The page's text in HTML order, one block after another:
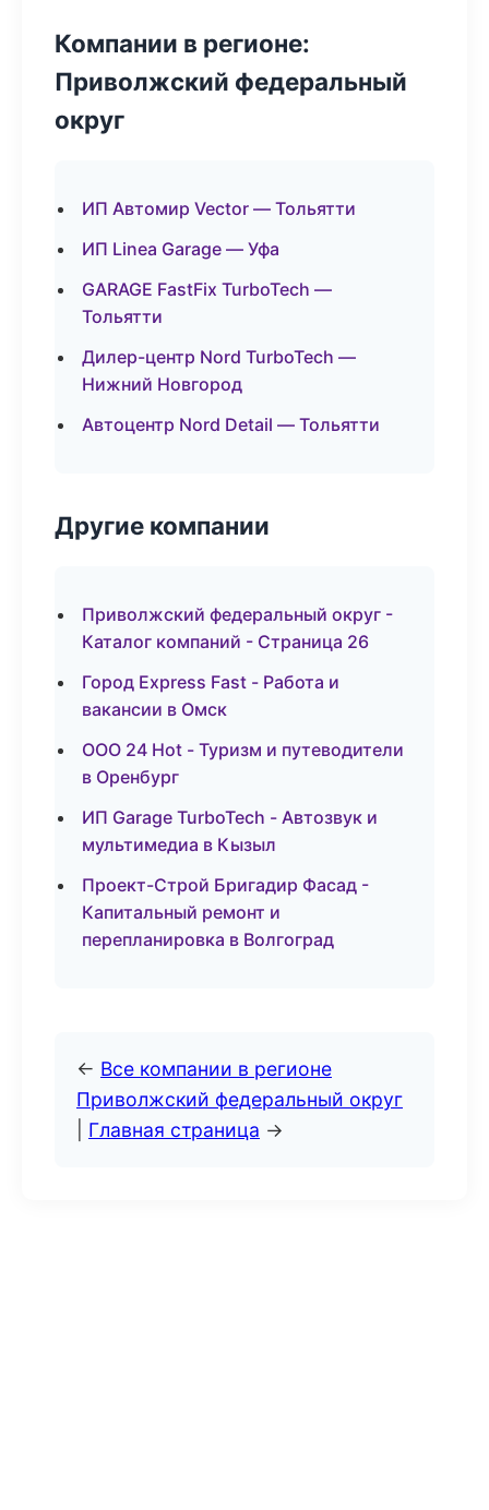
Компании в регионе:
Приволжский федеральный
округ
ИП Автомир Vector — Тольятти
ИП Linea Garage — Уфа
GARAGE FastFix TurboTech —
Тольятти
Дилер-центр Nord TurboTech —
Нижний Новгород
Автоцентр Nord Detail — Тольятти
Другие компании
Приволжский федеральный округ -
Каталог компаний - Страница 26
Город Express Fast - Работа и
вакансии в Омск
ООО 24 Hot - Туризм и путеводители
в Оренбург
ИП Garage TurboTech - Автозвук и
мультимедиа в Кызыл
Проект-Строй Бригадир Фасад -
Капитальный ремонт и
перепланировка в Волгоград
← Все компании в регионе
Приволжский федеральный округ
Главная страница →